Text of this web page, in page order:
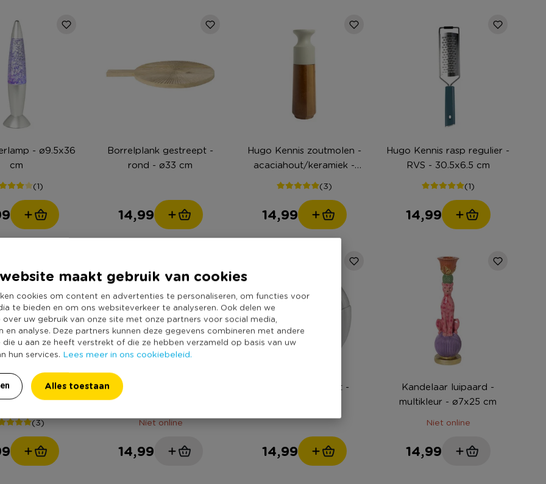
maakt gebruik van cookies
cookies om content en advertenties te personaliseren, om functies voor
te bieden en om ons websiteverkeer te analyseren. Ook delen we
uw gebruik van onze site met onze partners voor social media,
en analyse. Deze partners kunnen deze gegevens combineren met andere
u aan ze heeft verstrekt of die ze hebben verzameld op basis van uw
hun services. Lees meer in ons cookiebeleid.
Alles toestaan
- ø9.5x36
cm
(1)
Borrelplank gestreept -
rond - ø33 cm
14,99
Hugo Kennis zoutmolen -
acaciahout/keramiek -
ø6x20 cm(3)
14,99
Hugo Kennis rasp regulier -
RVS - 30.5x6.5 cm
(1)
14,99
- beige -
cm
(3)
Coolmax compressie
sokken 2 paar - zwart -
maat 35-38
Niet online
14,99
Knoflook pot - wit -
14,99
Kandelaar luipaard -
multikleur - ø7x25 cm
Niet online
14,99